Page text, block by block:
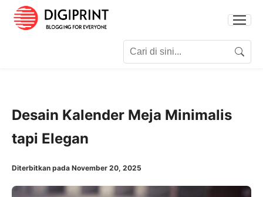
Search
Desain Kalender Meja Minimalis
tapi Elegan
Diterbitkan pada November 20, 2025